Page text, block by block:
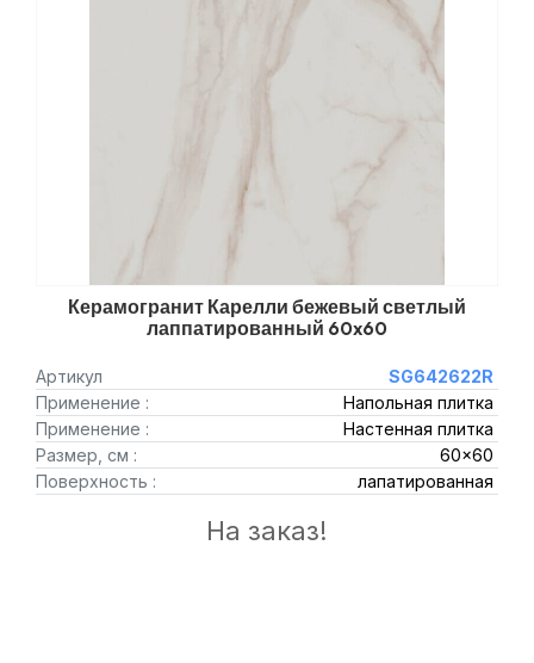
Керамогранит Карелли бежевый светлый
лаппатированный 60x60
Артикул
SG642622R
Применение :
Напольная плитка
Применение :
Настенная плитка
Размер, см :
60x60
Поверхность :
лапатированная
На заказ!